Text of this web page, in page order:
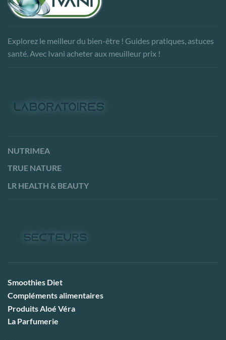
Explorez le meilleur du bien-être ! Guides pratiques, astuces
santé. Avec Ivani acheter aux meuilleur prix !
NUTRIMEA
TRUE NATURE
LR HEALTH & BEAUTY
Smoothies Diet
Compléments alimentaires
Produits Aloé Véra
La Parfumerie